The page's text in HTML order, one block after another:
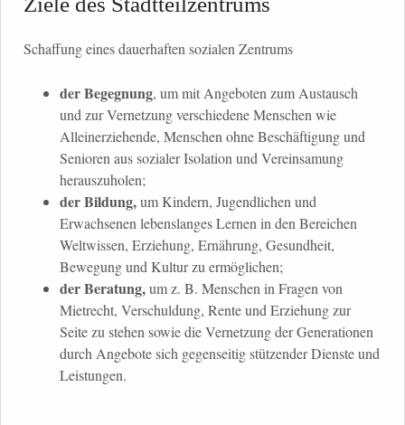
Schaffung eines dauerhaften sozialen Zentrums
der Begegnung, um mit Angeboten zum Austausch
und zur Vernetzung verschiedene Menschen wie
Alleinerziehende, Menschen ohne Beschäftigung und
Senioren aus sozialer Isolation und Vereinsamung
herauszuholen;
der Bildung,um Kindern, Jugendlichen und
Erwachsenen lebenslanges Lernen in den Bereichen
Weltwissen, Erziehung, Ernährung, Gesundheit,
Bewegung und Kultur zu ermöglichen;
der Beratung,um z. B. Menschen in Fragen von
Mietrecht, Verschuldung, Rente und Erziehung zur
Seite zu stehen sowie die Vernetzung der Generationen
durch Angebote sich gegenseitig stützender Dienste und
Leistungen.